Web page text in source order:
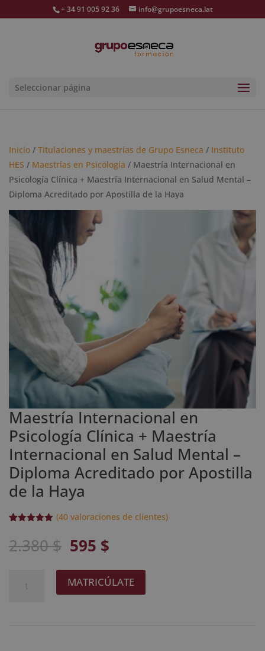
+ 34 91 005 92 36 info@grupoesneca.lat
Seleccionar página
Inicio / Titulaciones y maestrías de Grupo Esneca / Instituto
HES / Maestrías en Psicología / Maestría Internacional en
Psicología Clínica + Maestría Internacional en Salud Mental –
Diploma Acreditado por Apostilla de la Haya
Maestría Internacional en
Psicología Clínica + Maestría
Internacional en Salud Mental –
Diploma Acreditado por Apostilla
de la Haya
5 en base
a
(40valoraciones de clientes)
2.380$ El
precio
original
era:
595 $
actual
es:
Internacional
MATRICÚLATE